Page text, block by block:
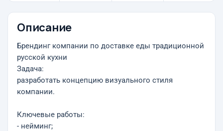
Описание
Брендинг компании по доставке еды традиционной
русской кухни
Задача:
разработать концепцию визуального стиля
компании.
Ключевые работы:
- нейминг;